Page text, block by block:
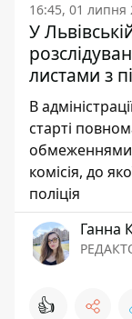
16:45, 01 липня
У
листами з
В
старті
комісія, до
поліція
Ганна
👍